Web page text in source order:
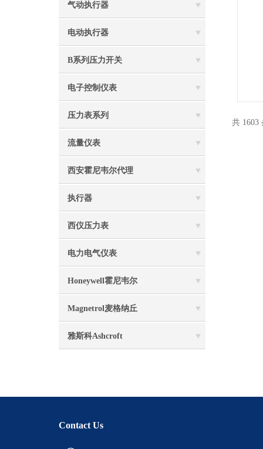
气动执行器
电动执行器
B系列压力开关
电子控制仪表
压力表系列
流量仪表
西安霍尼韦尔代理
执行器
西仪压力表
电力电气仪表
Honeywell霍尼韦尔
Magnetrol麦格纳丘
雅斯科Ashcroft
共 1603
Contact Us